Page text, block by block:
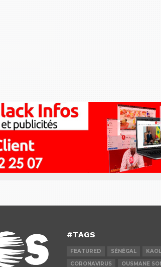
#TAGS
FEATURED SÉNÉGAL
CORONAVIRUS
OUSMANE